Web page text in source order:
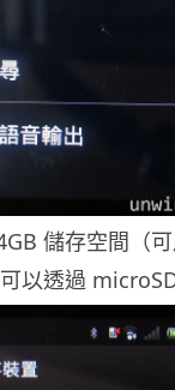
儲存空間（
以透過